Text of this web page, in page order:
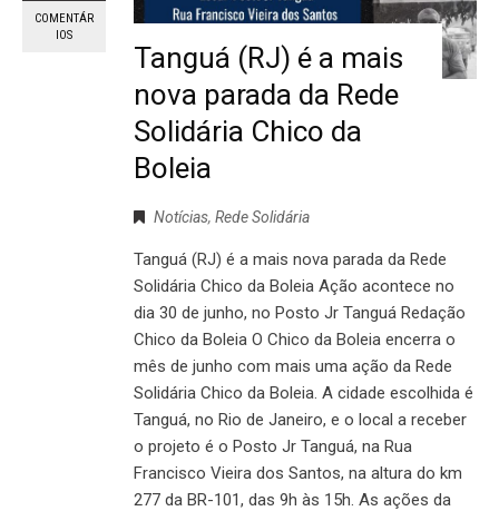
COMENTÁR
IOS
Tanguá (RJ) é a mais
nova parada da Rede
Solidária Chico da
Boleia
Notícias, Rede Solidária
Tanguá (RJ) é a mais nova parada da Rede
Solidária Chico da Boleia Ação acontece no
dia 30 de junho, no Posto Jr Tanguá Redação
Chico da Boleia O Chico da Boleia encerra o
mês de junho com mais uma ação da Rede
Solidária Chico da Boleia. A cidade escolhida é
Tanguá, no Rio de Janeiro, e o local a receber
o projeto é o Posto Jr Tanguá, na Rua
Francisco Vieira dos Santos, na altura do km
277 da BR-101, das 9h às 15h. As ações da